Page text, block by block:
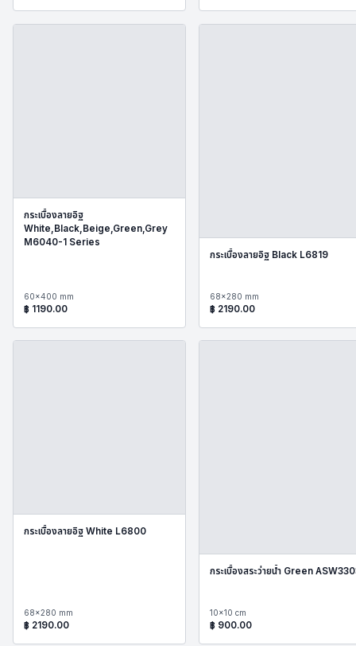
กระเบื้องลายอิฐ
White,Black,Beige,Green,Grey
M6040-1 Series
60x400 mm
฿ 1190.00
กระเบื้องลายอิฐ Black L6819
68x280 mm
฿ 2190.00
กระเบื้องลายอิฐ White L6800
68x280 mm
฿ 2190.00
กระเบื้องสระว่ายน้ำ Green
10x10 cm
฿ 900.00